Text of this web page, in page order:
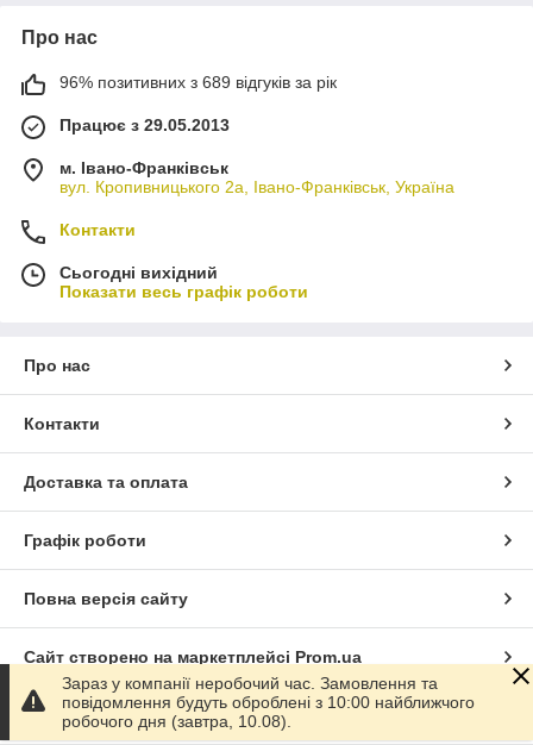
Про нас
96% позитивних з 689 відгуків за рік
Працює з 29.05.2013
м. Івано-Франківськ
вул. Кропивницького 2а, Івано-Франківськ, Україна
Контакти
Сьогодні вихідний
Показати весь графік роботи
Про нас
Контакти
Доставка та оплата
Графік роботи
Повна версія сайту
Сайт створено на маркетплейсі Prom.ua
Політика конфіденційності
Зараз у компанії неробочий час. Замовлення та
повідомлення будуть оброблені з 10:00 найближчого
робочого дня (завтра, 10.08).